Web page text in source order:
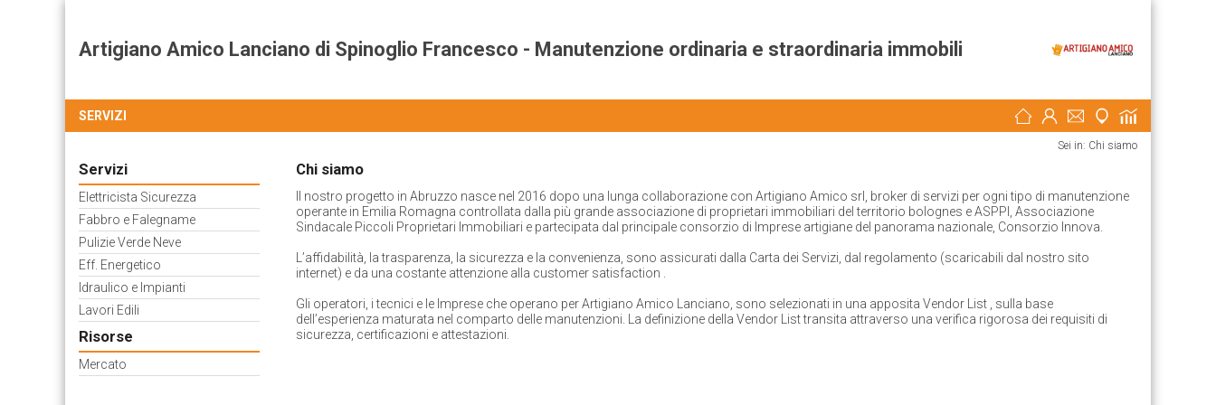
Artigiano Amico Lanciano di Spinoglio Francesco - Manutenzione ordinaria e straordinaria immobili
SERVIZI
Servizi
Elettricista Sicurezza
Fabbro e Falegname
Pulizie Verde Neve
Eff. Energetico
Idraulico e Impianti
Lavori Edili
Risorse
Mercato
Sei in: Chi siamo
Chi siamo
Il nostro progetto in Abruzzo nasce nel 2016 dopo una lunga collaborazione con Artigiano Amico srl, broker di servizi per ogni tipo di manutenzione
operante in Emilia Romagna controllata dalla più grande associazione di proprietari immobiliari del territorio bolognes eASPPI, Associazione
Sindacale Piccoli Proprietari Immobiliari e partecipata dal principale consorzio di Imprese artigiane del panorama nazionale, Consorzio Innova.
L’affidabilità, la trasparenza, la sicurezza e la convenienza, sono assicurati dalla Carta dei Servizi, dal regolamento (scaricabili dal nostro sito
internet) e da una costante attenzione alla customer satisfaction
Gli operatori, i tecnici e le Imprese che operano per Artigiano Amico Lanciano, sono selezionati in una apposita Vendor List
, sulla base
dell’esperienza maturata nel comparto delle manutenzioni. La definizione della Vendor Listtransita attraverso una verifica rigorosa dei requisiti di
sicurezza, certificazioni e attestazioni.